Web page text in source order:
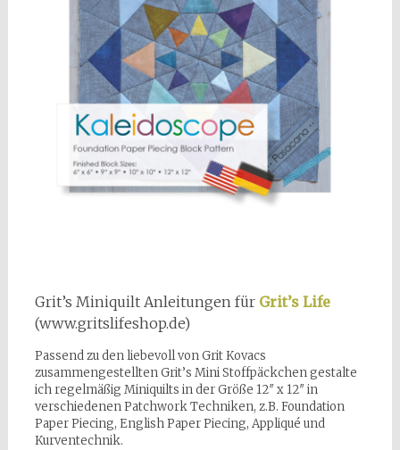
Grit’s Miniquilt Anleitungen für Grit’s Life
(www.gritslifeshop.de)
Passend zu den liebevoll von Grit Kovacs
zusammengestellten Grit’s Mini Stoffpäckchen gestalte
ich regelmäßig Miniquilts in der Größe 12″ x 12″ in
verschiedenen Patchwork Techniken, z.B. Foundation
Paper Piecing, English Paper Piecing, Appliqué und
Kurventechnik.